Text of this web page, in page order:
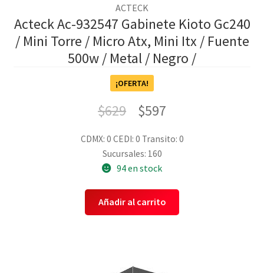
ACTECK
Acteck Ac-932547 Gabinete Kioto Gc240
/ Mini Torre / Micro Atx, Mini Itx / Fuente
500w / Metal / Negro /
¡OFERTA!
$629 $597
CDMX: 0 CEDI: 0 Transito: 0
Sucursales: 160
94 en stock
Añadir al carrito